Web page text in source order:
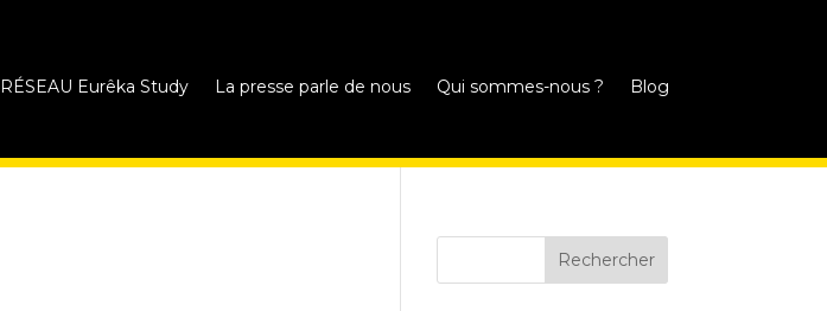
RÉSEAU Eurêka Study La presse parle de nous Qui sommes-nous ? Blog